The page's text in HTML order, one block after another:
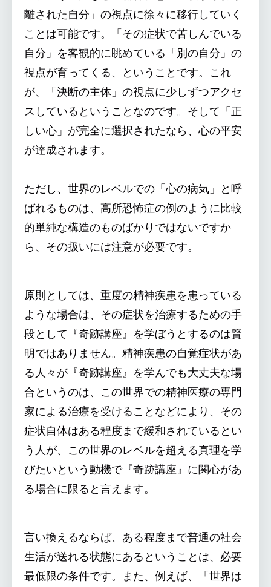
離された自分」の視点に徐々に移行していく
ことは可能です。「その症状で苦しんでいる
自分」を客観的に眺めている「別の自分」の
視点が育ってくる、ということです。これ
が、「決断の主体」の視点に少しずつアクセ
スしているということなのです。そして「正
しい心」が完全に選択されたなら、心の平安
が達成されます。
ただし、世界のレベルでの「心の病気」と呼
ばれるものは、高所恐怖症の例のように比較
的単純な構造のものばかりではないですか
ら、その扱いには注意が必要です。
原則としては、重度の精神疾患を患っている
ような場合は、その症状を治療するための手
段として『奇跡講座』を学ぼうとするのは賢
明ではありません。精神疾患の自覚症状があ
る人々が『奇跡講座』を学んでも大丈夫な場
合というのは、この世界での精神医療の専門
家による治療を受けることなどにより、その
症状自体はある程度まで緩和されているとい
う人が、この世界のレベルを超える真理を学
びたいという動機で『奇跡講座』に関心があ
る場合に限ると言えます。
言い換えるならば、ある程度まで普通の社会
生活が送れる状態にあるということは、必要
最低限の条件です。また、例えば、「世界は